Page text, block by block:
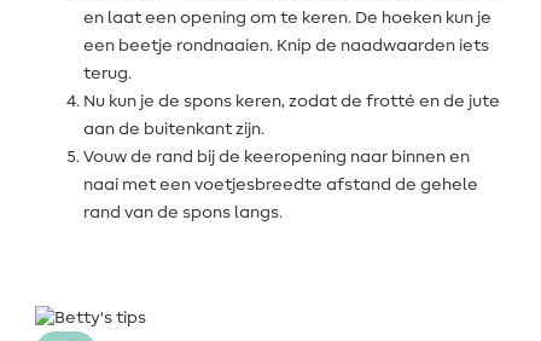
en laat een opening om te keren. De hoeken kun je
een beetje rondnaaien. Knip de naadwaarden iets
terug.
Nu kun je de spons keren, zodat de frotté en de jute
aan de buitenkant zijn.
Vouw de rand bij de keeropening naar binnen en
naai met een voetjesbreedte afstand de gehele
rand van de spons langs.